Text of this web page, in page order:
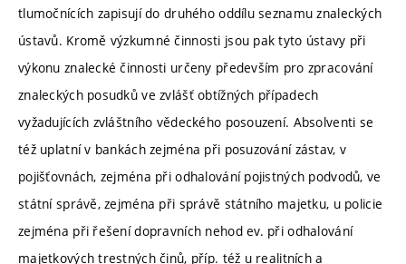
tlumočnících zapisují do druhého oddílu seznamu znaleckých
ústavů. Kromě výzkumné činnosti jsou pak tyto ústavy při
výkonu znalecké činnosti určeny především pro zpracování
znaleckých posudků ve zvlášť obtížných případech
vyžadujících zvláštního vědeckého posouzení. Absolventi se
též uplatní v bankách zejména při posuzování zástav, v
pojišťovnách, zejména při odhalování pojistných podvodů, ve
státní správě, zejména při správě státního majetku, u policie
zejména při řešení dopravních nehod ev. při odhalování
majetkových trestných činů, příp. též u realitních a